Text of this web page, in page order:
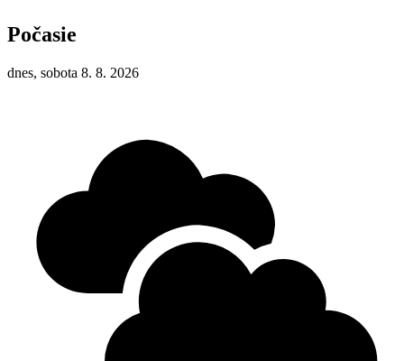
Počasie
dnes, sobota 8. 8. 2026